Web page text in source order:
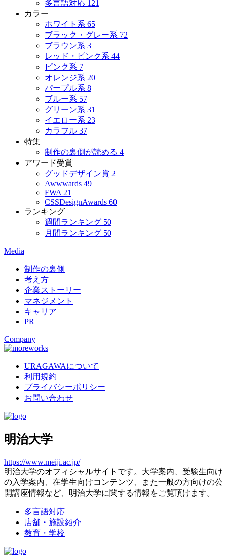
多言語対応 121
カラー
ホワイト系 65
ブラック・グレー系 72
ブラウン系 3
レッド・ピンク系 44
ピンク系 7
オレンジ系 20
パープル系 8
ブルー系 57
グリーン系 31
イエロー系 23
カラフル 37
特集
制作の裏側が読める 4
アワード受賞
グッドデザイン賞 2
Awwwards 49
FWA 21
CSSDesignAwards 60
ランキング
週間ランキング 50
月間ランキング 50
Media
制作の裏側
考え方
企業ストーリー
マネジメント
キャリア
PR
Company
URAGAWAについて
利用規約
プライバシーポリシー
お問い合わせ
明治大学
https://www.meiji.ac.jp/
明治大学のオフィシャルサイトです。大学案内、受験生向け
の入学案内、在学生向けコンテンツ、また一般の方向けの公
開講座情報など、明治大学に関する情報をご覧頂けます。
多言語対応
店舗・施設紹介
教育・学校